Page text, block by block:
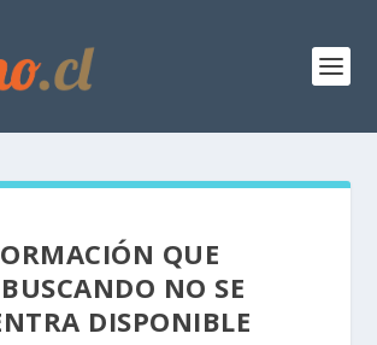
QUE
NO SE
DISPONIBLE